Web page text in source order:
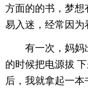
方面的的书，梦想
易入迷，经常因为
有一次，妈妈
的时候把电源拔
后，我就拿起一